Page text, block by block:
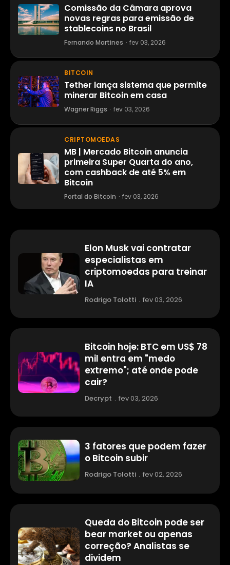
Comissão da Câmara aprova
novas regras para emissão de
stablecoins no Brasil
Fernando Martines · fev 03, 2026
BITCOIN
Tether lança sistema que permite
minerar Bitcoin em casa
Wagner Riggs · fev 03, 2026
CRIPTOMOEDAS
MB | Mercado Bitcoin anuncia
primeira Super Quarta do ano,
com cashback de até 5% em
Bitcoin
Portal do Bitcoin · fev 03, 2026
Elon Musk vai contratar
especialistas em
criptomoedas para treinar
IA
Rodrigo Tolotti . fev 03, 2026
Bitcoin hoje: BTC em US$ 78
mil entra em "medo
extremo"; até onde pode
cair?
Decrypt . fev 03, 2026
3 fatores que podem fazer
o Bitcoin subir
Rodrigo Tolotti . fev 02, 2026
Queda do Bitcoin pode ser
bear market ou apenas
correção? Analistas se
dividem